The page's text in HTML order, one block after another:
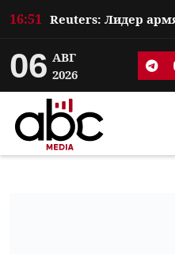
16:51
06 АВГ
2026